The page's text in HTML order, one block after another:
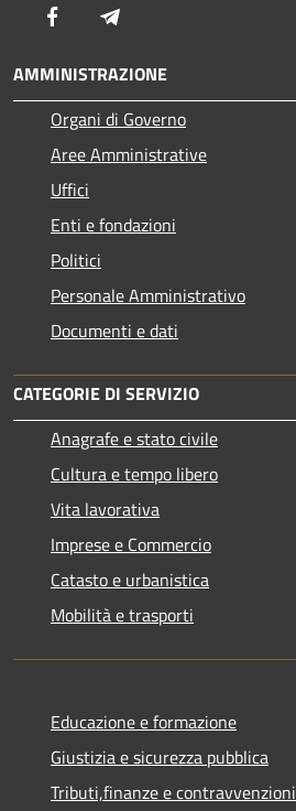
Facebook
AMMINISTRAZIONE
Organi di Governo
Aree Amministrative
Uffici
Enti e fondazioni
Politici
Personale Amministrativo
Documenti e dati
CATEGORIE DI SERVIZIO
Anagrafe e stato civile
Cultura e tempo libero
Vita lavorativa
Imprese e Commercio
Catasto e urbanistica
Mobilità e trasporti
Educazione e formazione
Giustizia e sicurezza pubblica
Tributi,finanze e contravvenzioni